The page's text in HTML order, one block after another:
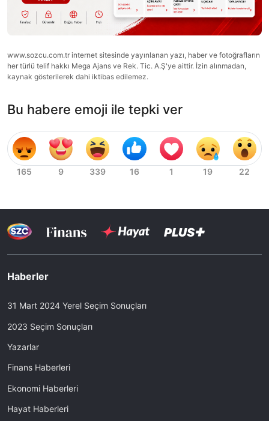
www.sozcu.com.tr internet sitesinde yayınlanan yazı, haber ve fotoğrafların
her türlü telif hakkı Mega Ajans ve Rek. Tic. A.Ş'ye aittir. İzin alınmadan,
kaynak gösterilerek dahi iktibas edilemez.
Bu habere emoji ile tepki ver
Haberler
31 Mart 2024 Yerel Seçim Sonuçları
2023 Seçim Sonuçları
Yazarlar
Finans Haberleri
Ekonomi Haberleri
Hayat Haberleri